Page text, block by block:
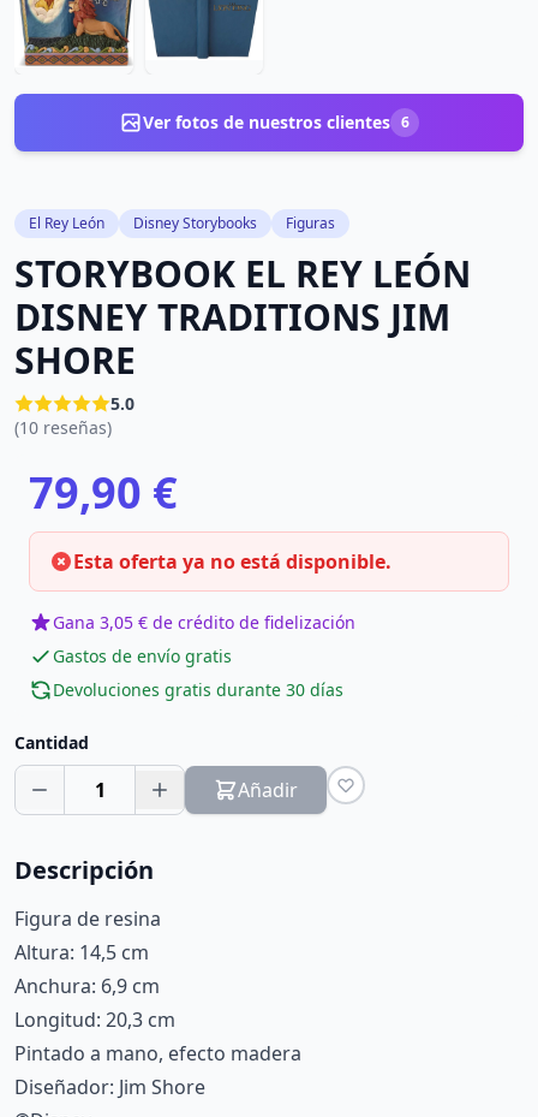
Ver fotos de nuestros clientes 6
El Rey León Disney Storybooks Figuras
STORYBOOK EL REY LEÓN
DISNEY TRADITIONS JIM
SHORE
5.0
(10 reseñas)
79,90 €
Esta oferta ya no está disponible.
Gana 3,05 € de crédito de fidelización
Gastos de envío gratis
Devoluciones gratis durante 30 días
Cantidad
1 Añadir
Descripción
Figura de resina
Altura: 14,5 cm
Anchura: 6,9 cm
Longitud: 20,3 cm
Pintado a mano, efecto madera
Diseñador: Jim Shore